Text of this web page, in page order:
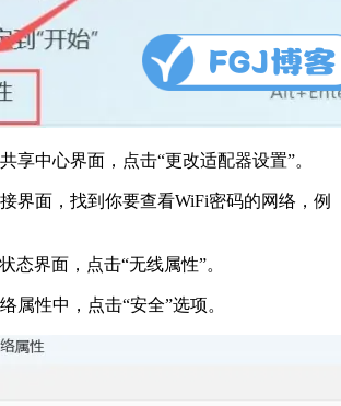
享中心界面，点击“更改适配器设置”。
界面，找到你要查看WiFi密码的网络，例
态界面，点击“无线属性”。
属性中，点击“安全”选项。